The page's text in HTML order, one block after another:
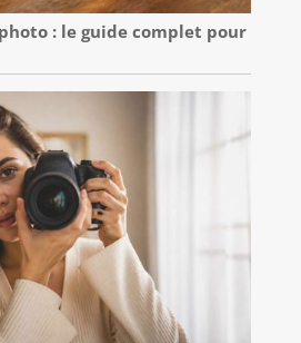
: le guide complet pour